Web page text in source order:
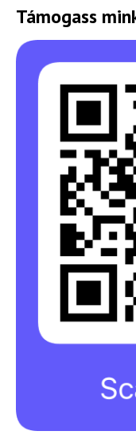
Támogass